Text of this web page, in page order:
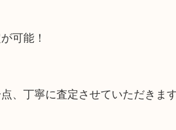
可能！
、丁寧に査定させていただきま